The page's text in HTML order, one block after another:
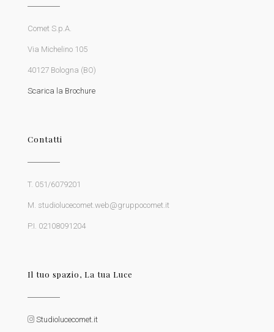
Comet S.p.A.
Via Michelino 105
40127 Bologna (BO)
Scarica la Brochure
Contatti
T. 051/6079201
M. studiolucecomet.web@gruppocomet.it
P.I. 02108091204
Il tuo spazio, La tua Luce
Studiolucecomet.it